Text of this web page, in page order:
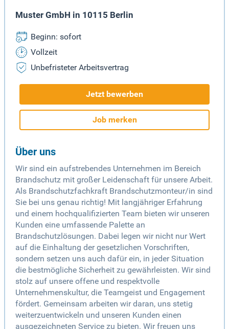
Muster GmbH in 10115 Berlin
Beginn: sofort
Vollzeit
Unbefristeter Arbeitsvertrag
Jetzt bewerben
Job merken
Über uns
Wir sind ein aufstrebendes Unternehmen im Bereich
Brandschutz mit großer Leidenschaft für unsere Arbeit.
Als Brandschutzfachkraft Brandschutzmonteur/in sind
Sie bei uns genau richtig! Mit langjähriger Erfahrung
und einem hochqualifizierten Team bieten wir unseren
Kunden eine umfassende Palette an
Brandschutzlösungen. Dabei legen wir nicht nur Wert
auf die Einhaltung der gesetzlichen Vorschriften,
sondern setzen uns auch dafür ein, in jeder Situation
die bestmögliche Sicherheit zu gewährleisten. Wir sind
stolz auf unsere offene und respektvolle
Unternehmenskultur, die Teamgeist und Engagement
fördert. Gemeinsam arbeiten wir daran, uns stetig
weiterzuentwickeln und unseren Kunden einen
ausgezeichneten Service zu bieten. Wir freuen uns